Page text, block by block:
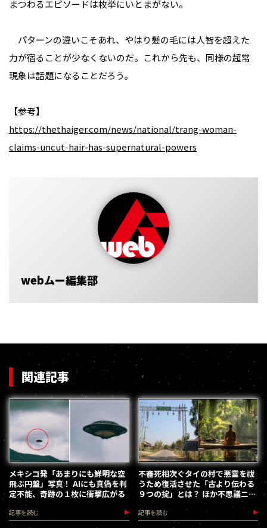
まつわるエピソードは枚挙にいとまがない。
パターンの違いこそあれ、やはり髪の毛には人智を超えた
力が宿ることが少なくないのだ。これから先も、同様の超常
現象は話題になることだろう。
【参考】
https://thethaiger.com/news/national/trang-woman-
claims-uncut-hair-has-supernatural-powers
webムー編集部
関連記事
メキシコ発「あまりにも鮮明な空
飛ぶ円盤」写真！ AIにも真偽を判
定不能、奇跡の１枚に衝撃広がる
記事を読む
不審死相次ぐタイの村で悪霊を祓
うため復活させた「古より伝わる
９つの掟」とは？ ほか不思議ニュ
ースまとめ／web MU HOT
PRESS
記事を読む